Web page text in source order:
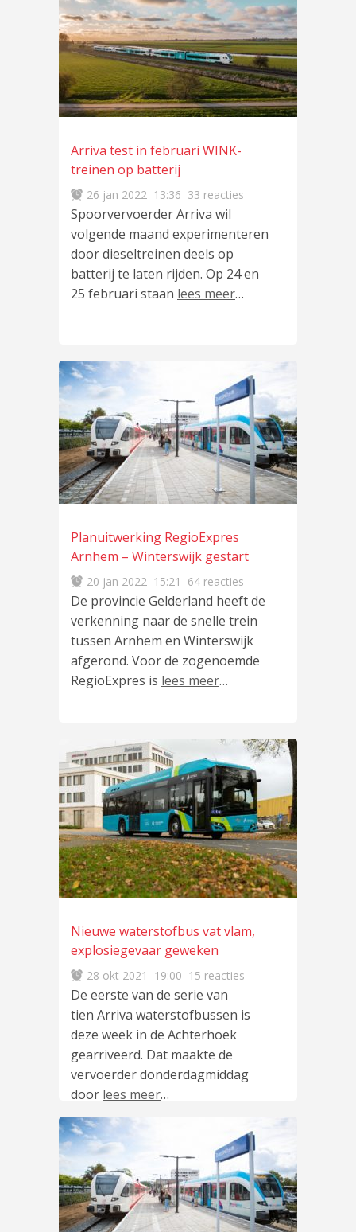
Arriva test in februari WINK-
treinen op batterij
26 jan 2022 13:36 33 reacties
Spoorvervoerder Arriva wil
volgende maand experimenteren
door dieseltreinen deels op
batterij te laten rijden. Op 24 en
25 februari staan lees meer…
Planuitwerking RegioExpres
Arnhem – Winterswijk gestart
20 jan 2022 15:21 64 reacties
De provincie Gelderland heeft de
verkenning naar de snelle trein
tussen Arnhem en Winterswijk
afgerond. Voor de zogenoemde
RegioExpres is lees meer…
Nieuwe waterstofbus vat vlam,
explosiegevaar geweken
28 okt 2021 19:00 15 reacties
De eerste van de serie van
tien Arriva waterstofbussen is
deze week in de Achterhoek
gearriveerd. Dat maakte de
vervoerder donderdagmiddag
door lees meer…